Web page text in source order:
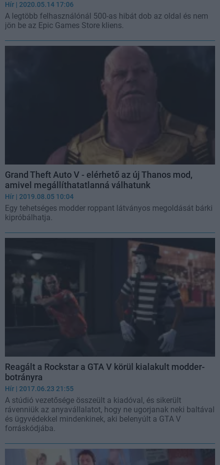
Hír | 2020.05.14 17:06
A legtöbb felhasználónál 500-as hibát dob az oldal és nem
jön be az Epic Games Store kliens.
Grand Theft Auto V - elérhető az új Thanos mod,
amivel megállíthatatlanná válhatunk
Hír | 2019.08.05 10:04
Egy tehetséges modder roppant látványos megoldását bárki
kipróbálhatja.
Reagált a Rockstar a GTA V körül kialakult modder-
botrányra
Hír | 2017.06.23 21:55
A stúdió vezetősége összeült a kiadóval, és sikerült
rávenniük az anyavállalatot, hogy ne ugorjanak neki baltával
és ügyvédekkel mindenkinek, aki belenyúlt a GTA V
forráskódjába.